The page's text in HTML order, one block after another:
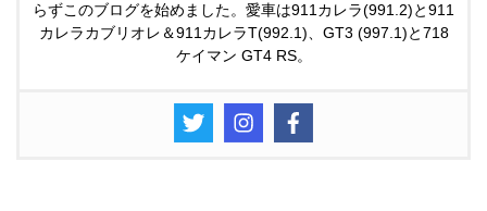
らずこのブログを始めました。愛車は911カレラ(991.2)と911
カレラカブリオレ＆911カレラT(992.1)、GT3 (997.1)と718
ケイマン GT4 RS。